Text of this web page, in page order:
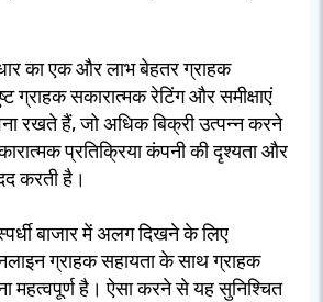
का एक और लाभ बेहतर ग्राहक
ग्राहक सकारात्मक रेटिंग और समीक्षाएं
रखते हैं, जो अधिक बिक्री उत्पन्न करने
प्रतिक्रिया कंपनी की दृश्यता और
करती है।
बाजार में अलग दिखने के लिए
ग्राहक सहायता के साथ ग्राहक
महत्वपूर्ण है। ऐसा करने से यह सुनिश्चित